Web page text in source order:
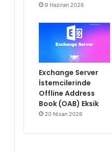
9 Haziran 2026
Exchange Server
İstemcilerinde
Offline Address
Book (OAB) Eksik
20 Nisan 2026